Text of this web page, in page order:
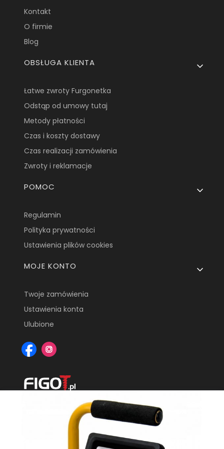
Kontakt
O firmie
Blog
OBSŁUGA KLIENTA
Łatwe zwroty Furgonetka
Odstąp od umowy tutaj
Metody płatności
Czas i koszty dostawy
Czas realizacji zamówienia
Zwroty i reklamacje
POMOC
Regulamin
Polityka prywatności
Ustawienia plików cookies
MOJE KONTO
Twoje zamówienia
Ustawienia konta
Ulubione
ul. Bitwy Białostockiej 2C